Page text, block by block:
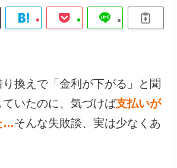
換えで「金利が下がる」と聞
いたのに、気づけば支払いが
…そんな失敗談、実は少なくあ